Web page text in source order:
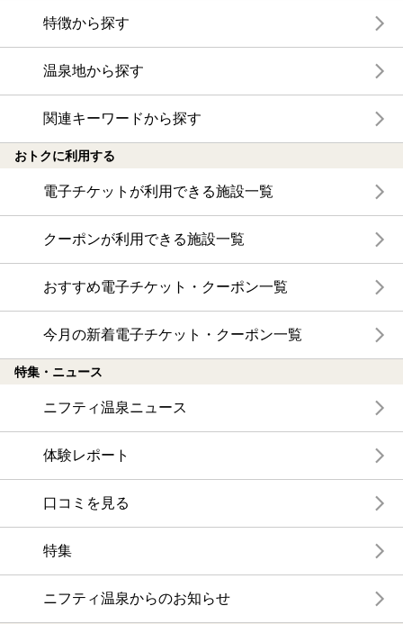
特徴から探す
温泉地から探す
関連キーワードから探す
おトクに利用する
電子チケットが利用できる施設一覧
クーポンが利用できる施設一覧
おすすめ電子チケット・クーポン一覧
今月の新着電子チケット・クーポン一覧
特集・ニュース
ニフティ温泉ニュース
体験レポート
口コミを見る
特集
ニフティ温泉からのお知らせ